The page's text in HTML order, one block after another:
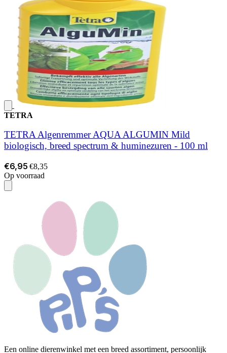
TETRA
TETRA Algenremmer AQUA ALGUMIN Mild
biologisch, breed spectrum & huminezuren - 100 ml
€6,95 €8,35
Op voorraad
Een online dierenwinkel met een breed assortiment, persoonlijk